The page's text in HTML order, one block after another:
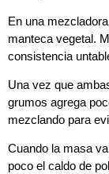
En una
manteca vegetal.
consistencia
Una vez que
grumos agrega
mezclando para
Cuando la masa
poco el caldo de